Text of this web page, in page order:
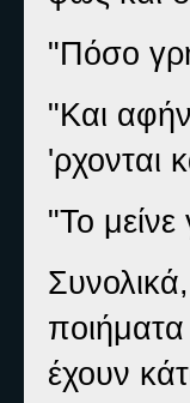
"Πόσο
"Και
'ρχονται
"Το
έχουν